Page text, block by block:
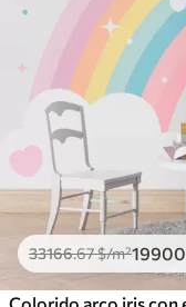
33166.67$/m²19900